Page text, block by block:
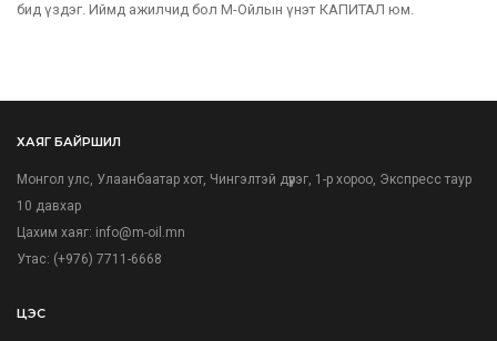
бид үздэг. Иймд ажилчид бол М-Ойлын үнэт КАПИТАЛ юм.
ХАЯГ БАЙРШИЛ
Монгол улс, Улаанбаатар хот, Чингэлтэй дүүрэг, 1-р хороо, Экспресс таур
10 давхар
Цахим хаяг: info@m-oil.mn
Утас: (+976) 7711-6668
ЦЭС